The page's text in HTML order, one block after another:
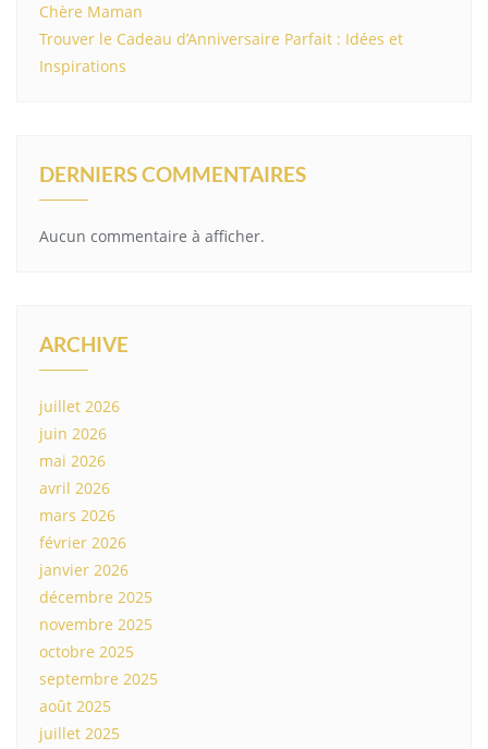
Chère Maman
Trouver le Cadeau d’Anniversaire Parfait : Idées et
Inspirations
DERNIERS COMMENTAIRES
Aucun commentaire à afficher.
ARCHIVE
juillet 2026
juin 2026
mai 2026
avril 2026
mars 2026
février 2026
janvier 2026
décembre 2025
novembre 2025
octobre 2025
septembre 2025
août 2025
juillet 2025